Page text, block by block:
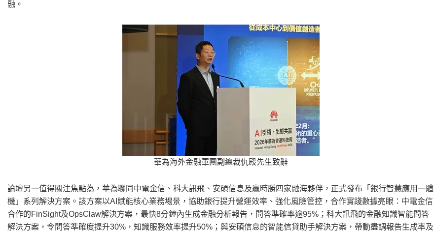
融。
華為海外金融軍團副總裁仇殿先生致辭
論壇另一值得關注焦點為，華為聯同中電金信、科大訊飛、安碩信息及贏時勝四家融海夥伴，正式發布「銀行智慧應用一體
機」系列解決方案。該方案以AI賦能核心業務場景，協助銀行提升營運效率、強化風險管控，合作實踐數據亮眼：中電金信
合作的FinSight及OpsClaw解決方案，最快8分鐘內生成金融分析報告，問答準確率逾95%；科大訊飛的金融知識智能問答
解決方案，令問答準確度提升30%，知識服務效率提升50%；與安碩信息的智能信貸助手解決方案，帶動盡調報告生成率及